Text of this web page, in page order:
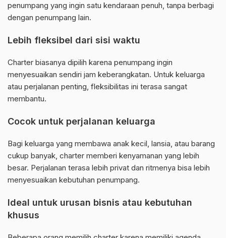
penumpang yang ingin satu kendaraan penuh, tanpa berbagi
dengan penumpang lain.
Lebih fleksibel dari sisi waktu
Charter biasanya dipilih karena penumpang ingin
menyesuaikan sendiri jam keberangkatan. Untuk keluarga
atau perjalanan penting, fleksibilitas ini terasa sangat
membantu.
Cocok untuk perjalanan keluarga
Bagi keluarga yang membawa anak kecil, lansia, atau barang
cukup banyak, charter memberi kenyamanan yang lebih
besar. Perjalanan terasa lebih privat dan ritmenya bisa lebih
menyesuaikan kebutuhan penumpang.
Ideal untuk urusan bisnis atau kebutuhan
khusus